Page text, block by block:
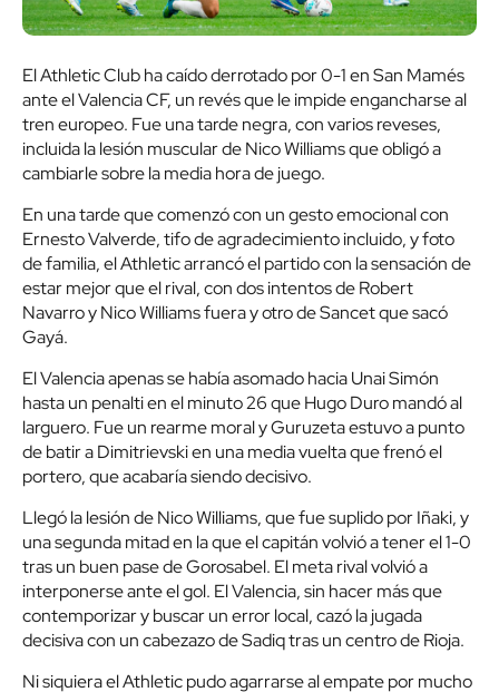
El Athletic Club ha caído derrotado por 0-1 en San Mamés
ante el Valencia CF, un revés que le impide engancharse al
tren europeo. Fue una tarde negra, con varios reveses,
incluida la lesión muscular de Nico Williams que obligó a
cambiarle sobre la media hora de juego.
En una tarde que comenzó con un gesto emocional con
Ernesto Valverde, tifo de agradecimiento incluido, y foto
de familia, el Athletic arrancó el partido con la sensación de
estar mejor que el rival, con dos intentos de Robert
Navarro y Nico Williams fuera y otro de Sancet que sacó
Gayá.
El Valencia apenas se había asomado hacia Unai Simón
hasta un penalti en el minuto 26 que Hugo Duro mandó al
larguero. Fue un rearme moral y Guruzeta estuvo a punto
de batir a Dimitrievski en una media vuelta que frenó el
portero, que acabaría siendo decisivo.
Llegó la lesión de Nico Williams, que fue suplido por Iñaki, y
una segunda mitad en la que el capitán volvió a tener el 1-0
tras un buen pase de Gorosabel. El meta rival volvió a
interponerse ante el gol. El Valencia, sin hacer más que
contemporizar y buscar un error local, cazó la jugada
decisiva con un cabezazo de Sadiq tras un centro de Rioja.
Ni siquiera el Athletic pudo agarrarse al empate por mucho